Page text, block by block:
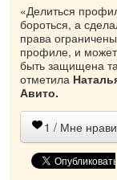
«Делиться
бороться, а
права
профиле, и
быть защищена
отметила
Авито.
1 / Мне